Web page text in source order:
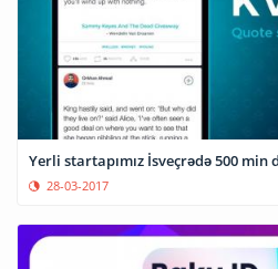
Yerli startapımız İsveçrədə 500 min
28-03-2017